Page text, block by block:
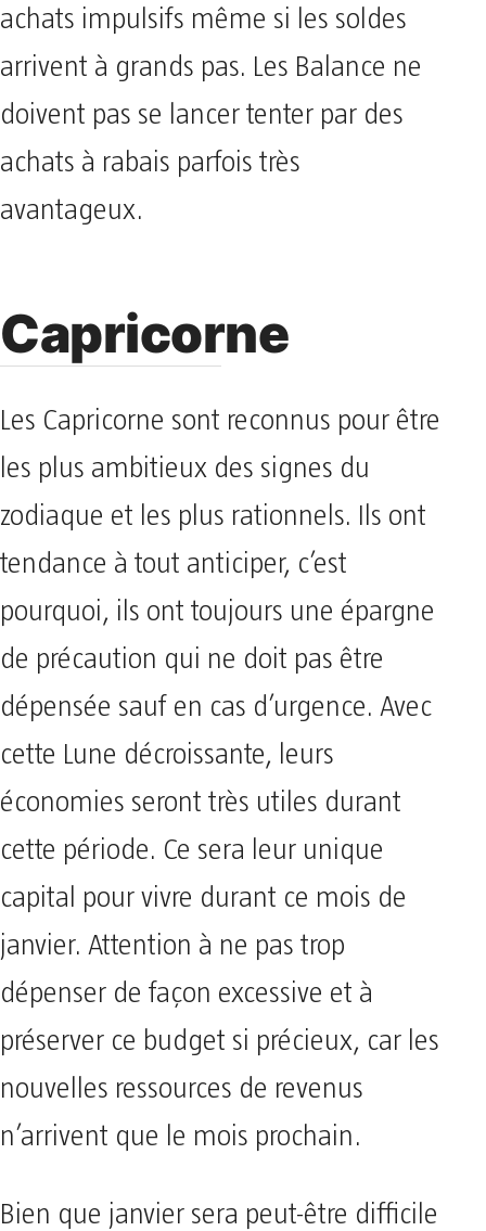
achats impulsifs même si les soldes
arrivent à grands pas. Les Balance ne
doivent pas se lancer tenter par des
achats à rabais parfois très
avantageux.
Capricorne
Les Capricorne sont reconnus pour être
les plus ambitieux des signes du
zodiaque et les plus rationnels. Ils ont
tendance à tout anticiper, c’est
pourquoi, ils ont toujours une épargne
de précaution qui ne doit pas être
dépensée sauf en cas d’urgence. Avec
cette Lune décroissante, leurs
économies seront très utiles durant
cette période. Ce sera leur unique
capital pour vivre durant ce mois de
janvier. Attention à ne pas trop
dépenser de façon excessive et à
préserver ce budget si précieux, car les
nouvelles ressources de revenus
n’arrivent que le mois prochain.
Bien que janvier sera peut-être difficile